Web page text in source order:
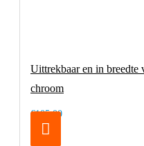
Uittrekbaar en in breedte
chroom
€105,00